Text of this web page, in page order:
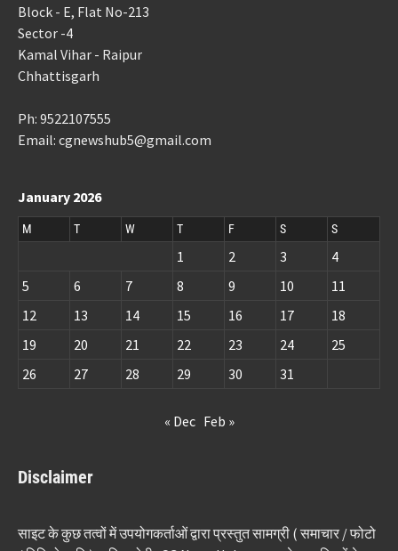
Block - E, Flat No-213
Sector -4
Kamal Vihar - Raipur
Chhattisgarh
Ph: 9522107555
Email: cgnewshub5@gmail.com
January 2026
M T W T F S S
1 2 3
4
5
6 7 8 9 10
11
12
13 14 15 16 17
18
19
20 21 22 23 24
25
26
27 28 29 30 31
« Dec Feb »
Disclaimer
साइट के कुछ तत्वों में उपयोगकर्ताओं द्वारा प्रस्तुत सामग्री ( समाचार / फोटो